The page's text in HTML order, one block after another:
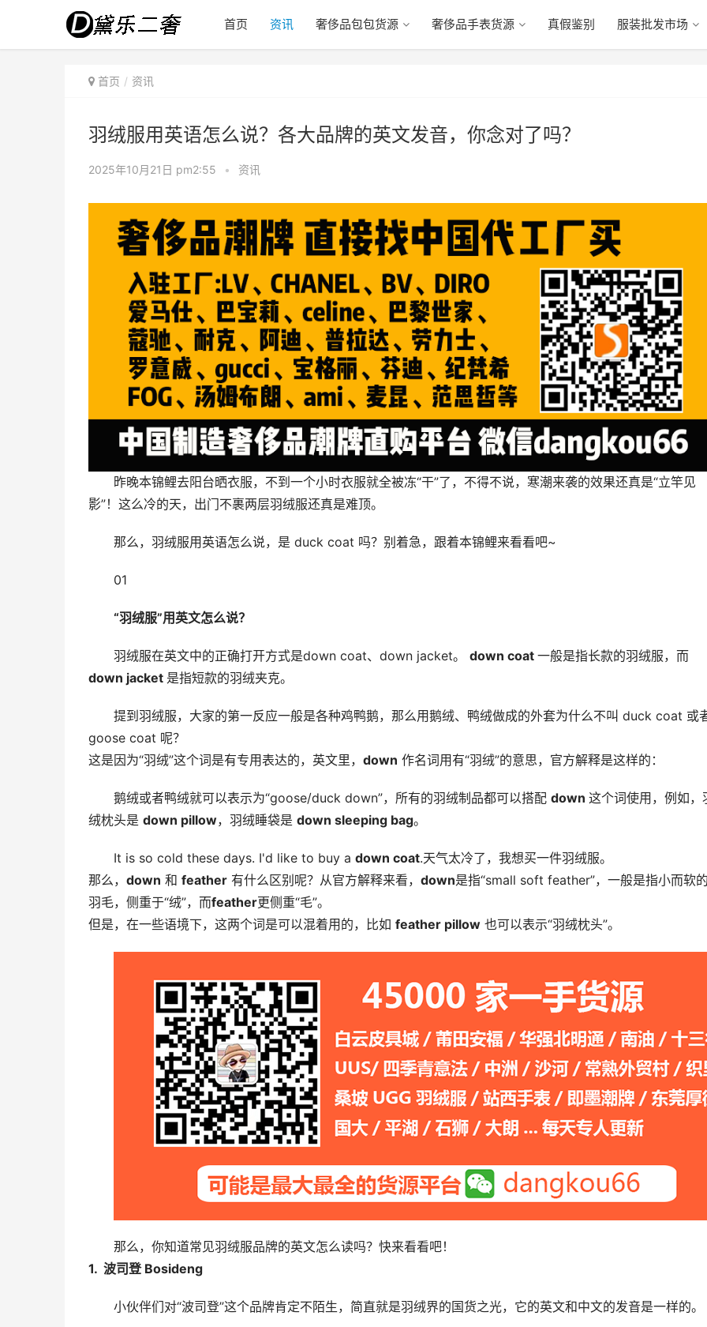
首页 资讯 奢侈品包包货源 奢侈品手表货源 真假鉴别 服装批发市场
首页 资讯
羽绒服用英语怎么说？各大品牌的英文发音，你念对了吗？
2025年10月21日 pm2:55 • 资讯
昨晚本锦鲤去阳台晒衣服，不到一个小时衣服就全被冻“干”了，不得不说，寒潮来袭的效果还真是“立竿见
影”！这么冷的天，出门不裹两层羽绒服还真是难顶。
那么，羽绒服用英语怎么说，是 duck coat 吗？别着急，跟着本锦鲤来看看吧~
01
“羽绒服”用英文怎么说？
羽绒服在英文中的正确打开方式是down coat、down jacket。 down coat
一般是指长款的羽绒服，而
down jacket 是指短款的羽绒夹克。
提到羽绒服，大家的第一反应一般是各种鸡鸭鹅，那么用鹅绒、鸭绒做成的外套为什么不叫 duck coat 或
goose coat 呢？
这是因为“羽绒”这个词是有专用表达的，英文里， down 作名词用有“羽绒”的意思，官方解释是这样的：
鹅绒或者鸭绒就可以表示为“goose/duck down”，所有的羽绒制品都可以搭配 down 这个词使用，例如，
绒枕头是 down pillow，羽绒睡袋是 down sleeping bag。
It is so cold these days. I'd like to buy a down coat.天气太冷了，我想买一件羽绒服。
那么， down 和 feather 有什么区别呢？从官方解释来看， down是指“small soft feather”，一般是指小而软
羽毛，侧重于“绒”，而feather更侧重“毛”。
但是，在一些语境下，这两个词是可以混着用的，比如 feather pillow 也可以表示“羽绒枕头”。
那么，你知道常见羽绒服品牌的英文怎么读吗？快来看看吧！
1.  波司登 Bosideng
小伙伴们对“波司登”这个品牌肯定不陌生，简直就是羽绒界的国货之光，它的英文和中文的发音是一样的。